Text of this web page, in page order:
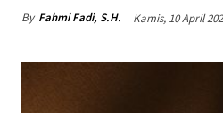
By Fahmi Fadi, S.H. Kamis, 10 April